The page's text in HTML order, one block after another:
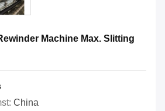
Machine Max. Slitting
China